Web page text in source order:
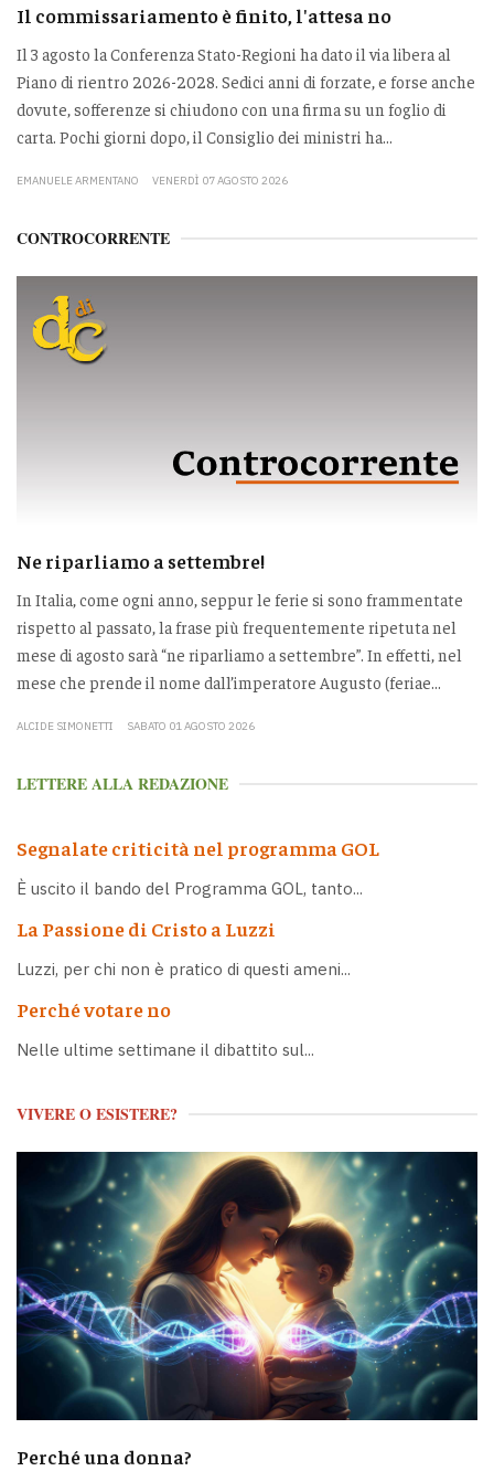
Il commissariamento è finito, l'attesa no
Il 3 agosto la Conferenza Stato-Regioni ha dato il via libera al
Piano di rientro 2026-2028. Sedici anni di forzate, e forse anche
dovute, sofferenze si chiudono con una firma su un foglio di
carta. Pochi giorni dopo, il Consiglio dei ministri ha...
EMANUELE ARMENTANO VENERDÌ 07 AGOSTO 2026
CONTROCORRENTE
Ne riparliamo a settembre!
In Italia, come ogni anno, seppur le ferie si sono frammentate
rispetto al passato, la frase più frequentemente ripetuta nel
mese di agosto sarà “ne riparliamo a settembre”. In effetti, nel
mese che prende il nome dall’imperatore Augusto (feriae...
ALCIDE SIMONETTI SABATO 01 AGOSTO 2026
LETTERE ALLA REDAZIONE
Segnalate criticità nel programma GOL
È uscito il bando del Programma GOL, tanto...
La Passione di Cristo a Luzzi
Luzzi, per chi non è pratico di questi ameni...
Perché votare no
Nelle ultime settimane il dibattito sul...
VIVERE O ESISTERE?
Perché una donna?